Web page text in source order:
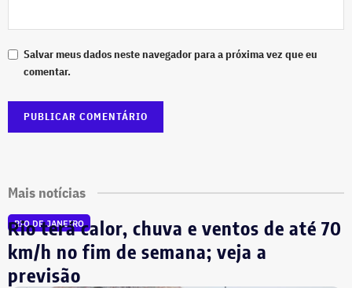
Salvar meus dados neste navegador para a próxima vez que eu
comentar.
Mais notícias
RIO DE JANEIRO
Rio terá calor, chuva e ventos de até 70
km/h no fim de semana; veja a
previsão